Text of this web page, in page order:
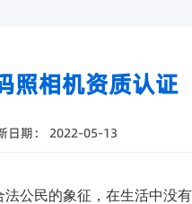
照相机资质认证
日期： 2022-05-13
公民的象征，在生活中没